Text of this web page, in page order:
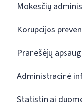
Mokesčių
Korupcijos
Pranešėjų
Administracinė
Statistiniai